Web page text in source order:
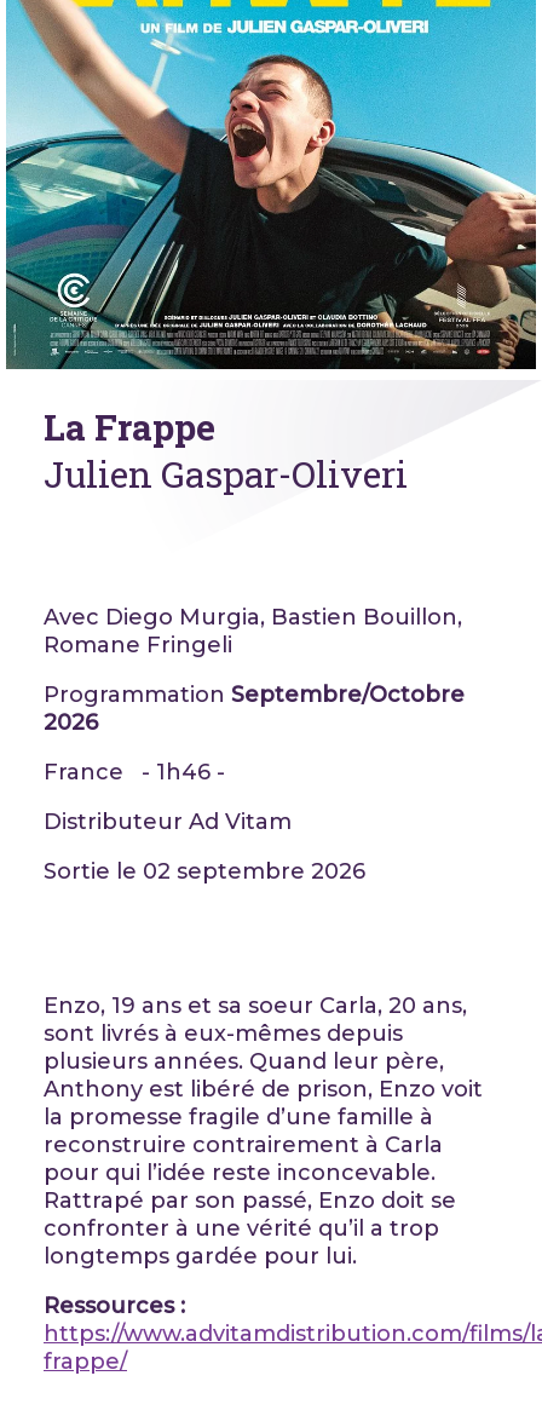
La Frappe
Julien Gaspar-Oliveri
Avec Diego Murgia, Bastien Bouillon,
Romane Fringeli
Programmation Septembre/Octobre
2026
France - 1h46 -
Distributeur Ad Vitam
Sortie le 02 septembre 2026
Enzo, 19 ans et sa soeur Carla, 20 ans,
sont livrés à eux-mêmes depuis
plusieurs années. Quand leur père,
Anthony est libéré de prison, Enzo voit
la promesse fragile d’une famille à
reconstruire contrairement à Carla
pour qui l’idée reste inconcevable.
Rattrapé par son passé, Enzo doit se
confronter à une vérité qu’il a trop
longtemps gardée pour lui.
Ressources :
https://www.advitamdistribution.com/films/
frappe/